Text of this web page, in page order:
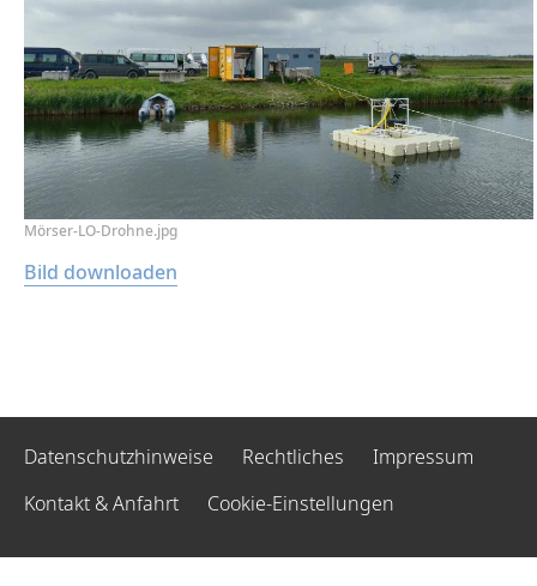
Mörser-LO-Drohne.jpg
Bild downloaden
Datenschutzhinweise Rechtliches
Impressum
Kontakt & Anfahrt
Cookie-Einstellungen